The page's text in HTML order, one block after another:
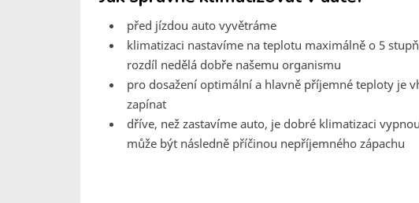
před jízdou auto vyvětráme
klimatizaci nastavíme na teplotu maximálně o 5
rozdíl nedělá dobře našemu organismu
pro dosažení optimální a hlavně příjemné teploty je
zapínat
dříve, než zastavíme auto, je dobré klimatizaci
může být následně příčinou nepříjemného zápachu